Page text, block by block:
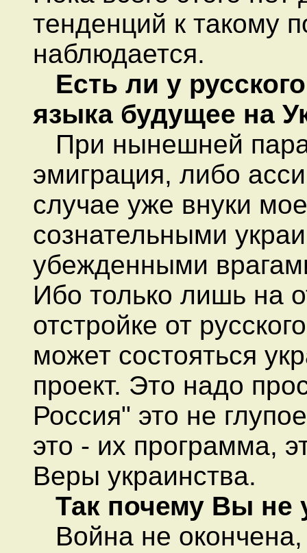
тенденций к такому
наблюдается.
Есть ли у
языка будущее на
При нынешней
эмиграция, либо
случае уже внуки
сознательными
убежденными
Ибо только лишь на
отстройке от
может состояться
проект. Это надо
Россия" это не
это - их программа,
Веры украинства.
Так почему Вы не
Война не окончена,